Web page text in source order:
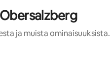
ja muista ominaisuuksista.